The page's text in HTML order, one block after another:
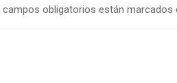
campos obligatorios están marcados